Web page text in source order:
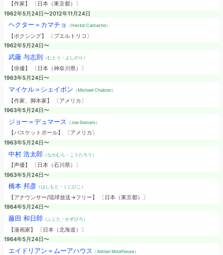
【作家】 〔日本（東京都）〕
1962年5月24日〜2012年11月24日
ヘクター＝カマチョ （Hector Camacho）
【ボクシング】 〔プエルトリコ〕
1962年5月24日〜
武藤 与志則 （むとう・よしのり）
【俳優】 〔日本（神奈川県）〕
1963年5月24日〜
マイケル＝シェイボン （Michael Chabon）
【作家、脚本家】 〔アメリカ〕
1963年5月24日〜
ジョー＝デュマース （Joe Dumars）
【バスケットボール】 〔アメリカ〕
1963年5月24日〜
中村 浩太郎（なかむら・こうたろう）
【声優】 〔日本（石川県）〕
1963年5月24日〜
橋本 邦彦（はしもと・くにひこ）
【アナウンサー/琉球放送→フリー】 〔日本（東京都）〕
1964年5月24日〜
藤田 和日郎（ふじた・かずひろ）
【漫画家】 〔日本（北海道）〕
1964年5月24日〜
エイドリアン＝ムーアハウス （Adrian Moorhouse）